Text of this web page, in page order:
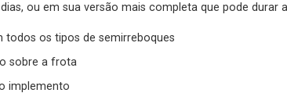
ou em sua versão mais completa que pode durar
todos os tipos de semirreboques
sobre a frota
implemento